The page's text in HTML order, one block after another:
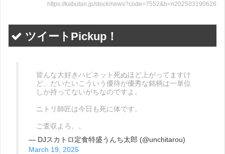
https://kabutan.jp/stock/news?code=7552&b=n202503190626
ツイートPickup！
皆んな大好きハピネット死ぬほど上がってますけ
ど、だいたいこういう優待が優秀な銘柄は一単位
しか持ってないがちなのですよ。
ニトリ師匠は今日も死に体です。
ご査収よろ。。
— DJスカトロ定食特盛うんち太郎 (@unchitarou)
March 19, 2025